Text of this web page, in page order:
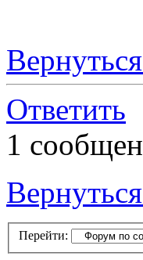
Ответить
1
Перейти: